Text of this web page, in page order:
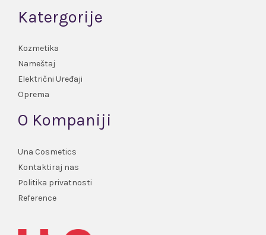
Katergorije
Kozmetika
Nameštaj
Električni Uređaji
Oprema
O Kompaniji
Una Cosmetics
Kontaktiraj nas
Politika privatnosti
Reference